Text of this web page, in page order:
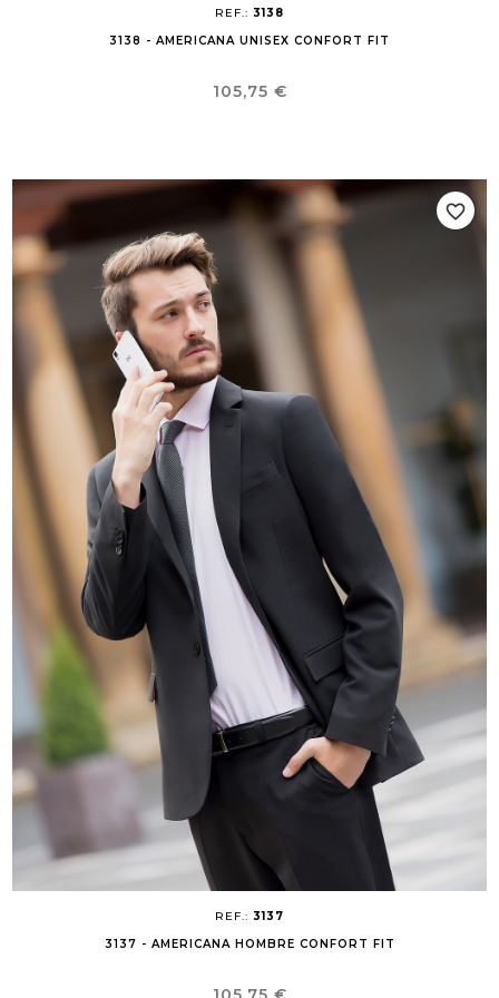
REF.: 3138
3138 - AMERICANA UNISEX CONFORT FIT
Precio
105,75 €
REF.: 3137
3137 - AMERICANA HOMBRE CONFORT FIT
Precio
favorite_border